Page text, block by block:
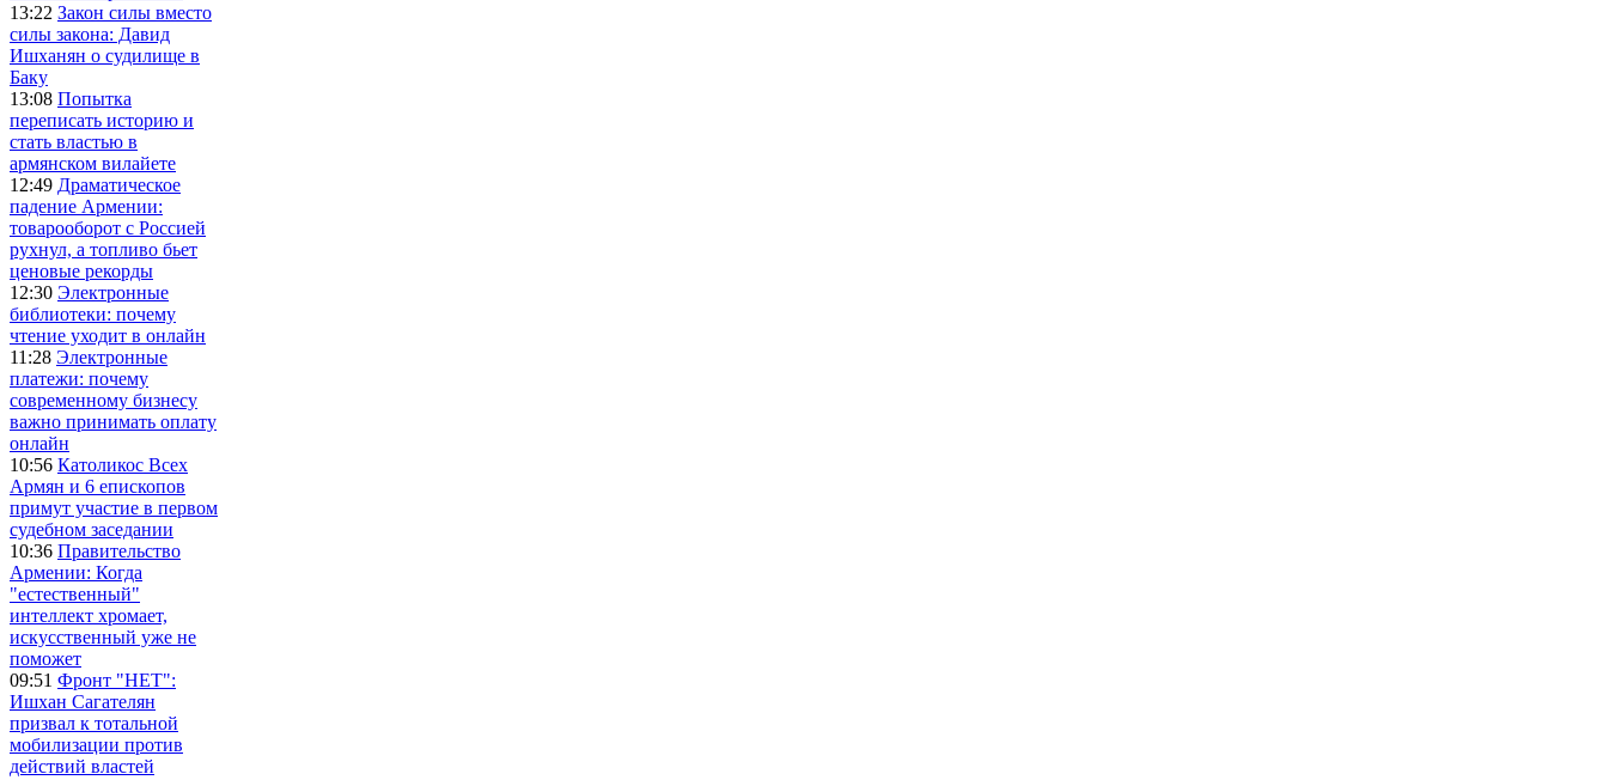
13:22 Закон силы вместо
силы закона: Давид
Ишханян о судилище в
Баку
13:08 Попытка
переписать историю и
стать властью в
армянском вилайете
12:49 Драматическое
падение Армении:
товарооборот с Россией
рухнул, а топливо бьет
ценовые рекорды
12:30 Электронные
библиотеки: почему
чтение уходит в онлайн
11:28 Электронные
платежи: почему
современному бизнесу
важно принимать оплату
онлайн
10:56 Католикос Всех
Армян и 6 епископов
примут участие в первом
судебном заседании
10:36 Правительство
Армении: Когда
"естественный"
интеллект хромает,
искусственный уже не
поможет
09:51 Фронт "НЕТ":
Ишхан Сагателян
призвал к тотальной
мобилизации против
действий властей